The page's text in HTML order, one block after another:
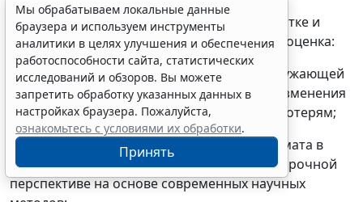
37. Важнейшей составляющей при разработке и
планировании мер по адаптации является оценка:
а) уязвимости экономики, населения и окружающей
среды к неблагоприятным последствиям изменения
климата и связанным с ними ожидаемым потерям;
б) возможных последствий изменения климата в
регионах России в среднесрочной и долгосрочной
перспективе на основе современных научных
Мы обрабатываем локальные данные
браузера и используем инструменты
аналитики в целях улучшения и обеспечения
работоспособности сайта, статистических
исследований и обзоров. Вы можете
запретить обработку указанных данных в
настройках браузера. Пожалуйста,
ознакомьтесь с условиями их обработки.
Принять